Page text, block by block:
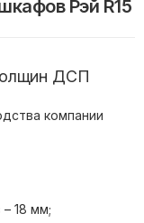
Рэй R15
ДСП
компании
18 мм;